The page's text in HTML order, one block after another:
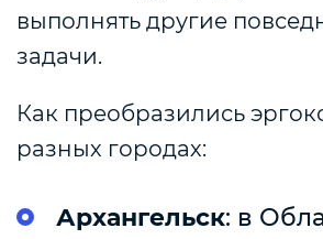
выполнять другие
задачи.
Как преобразились
разных городах:
Архангельск: в